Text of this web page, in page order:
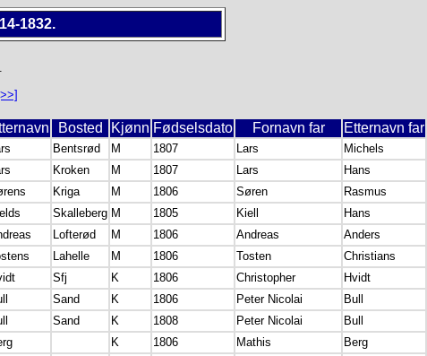
1832.
Bosted Kjønn Fødselsdato Fornavn far Etternavn far
Bentsrød M 1807 Lars
Michels
Kroken M 1807 Lars
Hans
Kriga M 1806 Søren
Rasmus
Skalleberg M 1805 Kiell
Hans
Lofterød M 1806 Andreas
Anders
Lahelle M 1806 Tosten
Christians
Sfj K 1806 Christopher
Hvidt
Sand K 1806 Peter Nicolai Bull
Sand K 1808 Peter Nicolai Bull
K 1806 Mathis Berg